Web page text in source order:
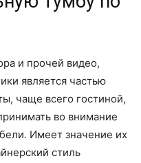
и прочей видео,
является частью
чаще всего гостиной,
во внимание
Имеет значение их
стиль